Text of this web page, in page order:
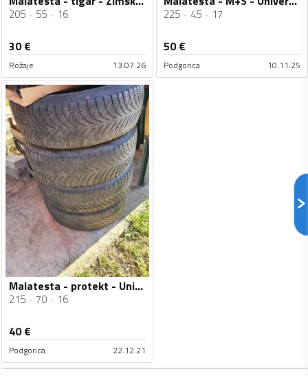
205 55 16
30€
Rožaje 13.07.26
225 45 17
50€
Podgorica 10.11.25
Malatesta - protekt - Univerzalna guma
215 70 16
40€
Podgorica 22.12.21